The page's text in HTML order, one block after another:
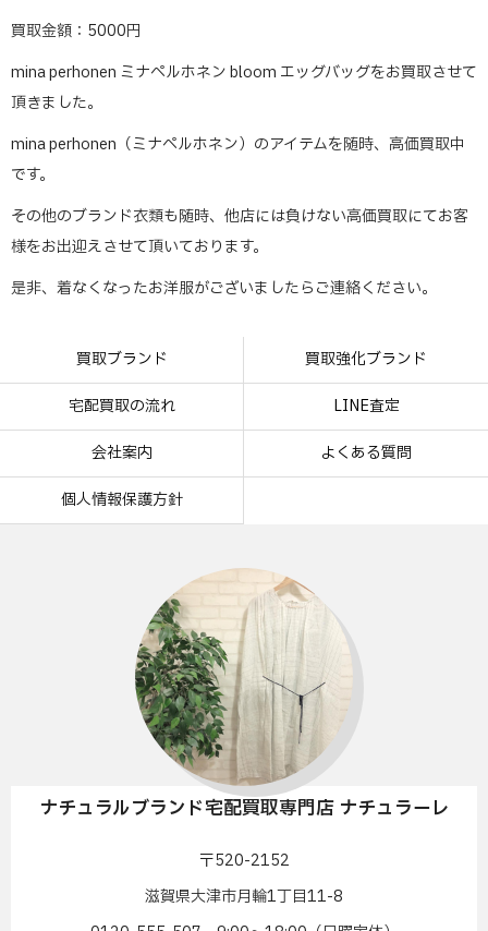
買取金額：5000円
mina perhonen ミナペルホネン bloom エッグバッグをお買取させて
頂きました。
mina perhonen（ミナペルホネン）のアイテムを随時、高価買取中
です。
その他のブランド衣類も随時、他店には負けない高価買取にてお客
様をお出迎えさせて頂いております。
是非、着なくなったお洋服がございましたらご連絡ください。
買取ブランド 買取強化ブランド
宅配買取の流れ LINE査定
会社案内 よくある質問
個人情報保護方針
ナチュラルブランド宅配買取専門店 ナチュラーレ
〒520-2152
滋賀県大津市月輪1丁目11-8